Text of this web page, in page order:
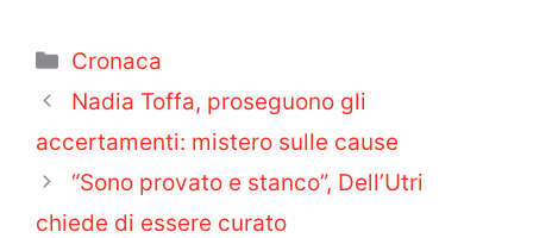
Categorie
Cronaca
Nadia Toffa, proseguono gli
accertamenti: mistero sulle cause
“Sono provato e stanco”, Dell’Utri
chiede di essere curato